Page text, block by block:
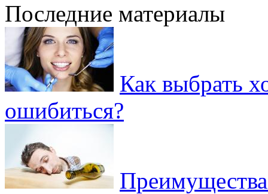
Последние материалы
Как выбрать
ошибиться?